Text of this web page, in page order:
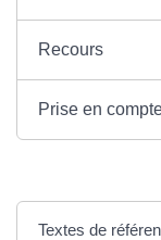
Recours
Prise en
Textes de